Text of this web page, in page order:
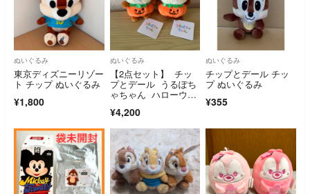
ぬいぐるみ
東京ディズニーリゾー
ト チップ ぬいぐるみ
¥1,800
ぬいぐるみ
【2点セット】 チッ
プとデール うるぽち
ゃちゃん ハローウィ
ズニーストア
¥4,200
ぬいぐるみ
チップとデール チッ
プ ぬいぐるみ
¥355